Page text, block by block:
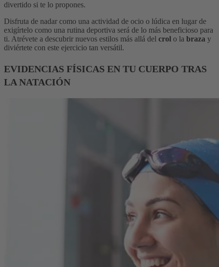
divertido si te lo propones.
Disfruta de nadar como una actividad de ocio o lúdica en lugar de
exigírtelo como una rutina deportiva será de lo más beneficioso para
ti. Atrévete a descubrir nuevos estilos más allá del crol o la braza y
diviértete con este ejercicio tan versátil.
EVIDENCIAS FÍSICAS EN TU CUERPO TRAS
LA NATACIÓN